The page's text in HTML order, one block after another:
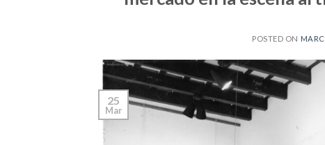
POSTED ON
25
Mar